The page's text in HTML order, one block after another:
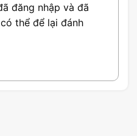
đăng nhập và đã
thể để lại đánh